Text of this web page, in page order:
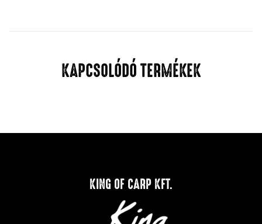
KAPCSOLÓDÓ TERMÉKEK
KING OF CARP KFT.